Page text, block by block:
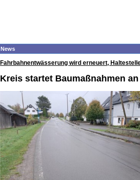
News
Fahrbahnentwässerung wird erneuert,
Kreis startet Baumaßnahmen